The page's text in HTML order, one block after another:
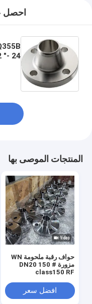
احصل
"- 24"
المنتجات الموصى بها
حواف رقبة ملحومة WN
مزورة DN20 150 #
class150 RF
افضل سعر